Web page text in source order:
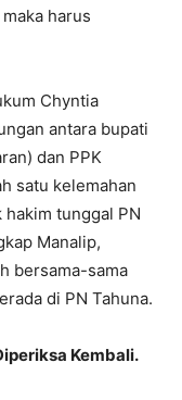
harus
Chyntia
antara bupati
dan PPK
satu kelemahan
tunggal PN
Manalip,
bersama-sama
di PN Tahuna.
Kembali.